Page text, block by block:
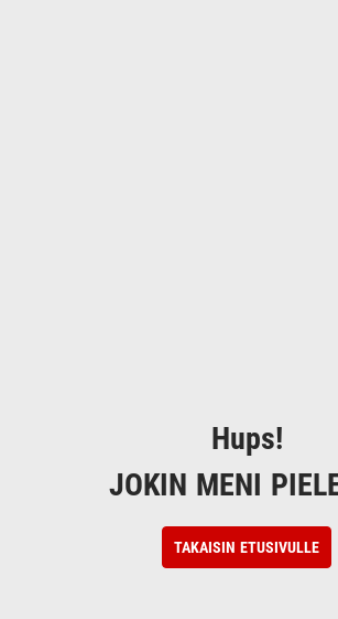
Hups!
JOKIN MENI
TAKAISIN ETUSIVULLE